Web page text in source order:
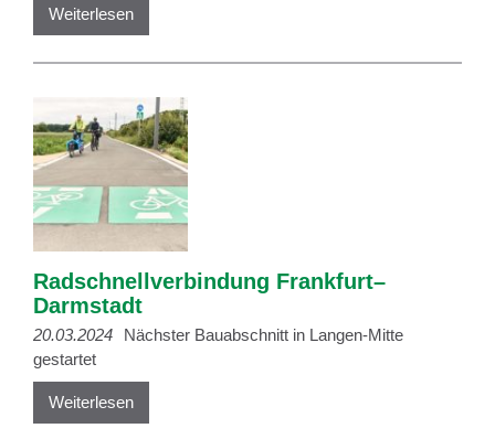
Weiterlesen
Radschnellverbindung Frankfurt–
Darmstadt
20.03.2024
Nächster Bauabschnitt in Langen-Mitte
gestartet
Weiterlesen